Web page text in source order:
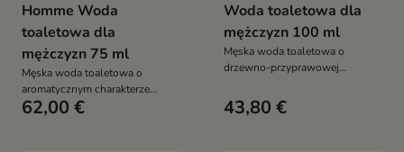
Homme Woda
toaletowa dla
mężczyzn 75 ml
Męska woda toaletowa o
aromatycznym charakterze
fougère z bergamotką, lawendą,
62,00 €
Woda toaletowa dla
mężczyzn 100 ml
Męska woda toaletowa o
drzewno-przyprawowej
imbirem, jaśminem, wanilią i
cedrem; idealny wybór dla
43,80 €